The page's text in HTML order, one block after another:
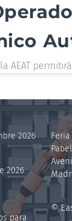
AEAT
2026
2026
para
©